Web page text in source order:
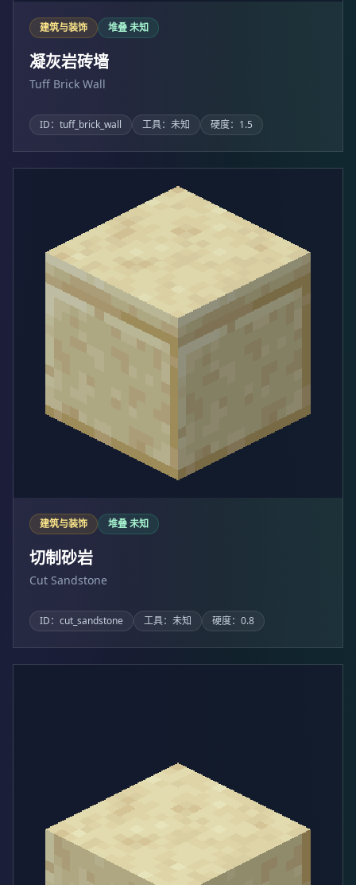
建筑与装饰 堆叠 未知
凝灰岩砖墙
Tuff Brick Wall
ID：tuff_brick_wall 工具：未知 硬度：1.5
建筑与装饰 堆叠 未知
切制砂岩
Cut Sandstone
ID：cut_sandstone 工具：未知 硬度：0.8